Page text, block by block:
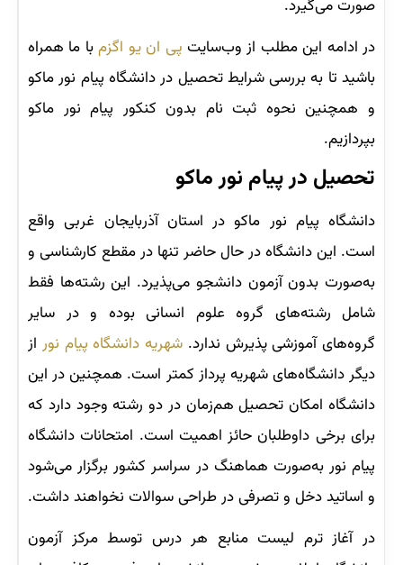
صورت می‌گیرد.
در ادامه این مطلب از وب‌سایت پی ان یو اگزمبا ما همراه
باشید تا به بررسی شرایط تحصیل در دانشگاه پیام نور ماکو
و همچنین نحوه ثبت ‌نام بدون کنکور پیام نور ماکو
بپردازیم.
تحصیل در پیام نور ماکو
دانشگاه پیام نور ماکو در استان آذربایجان غربی واقع
است. این دانشگاه در حال حاضر تنها در مقطع کارشناسی و
به‌صورت بدون آزمون دانشجو می‌پذیرد. این رشته‌ها فقط
شامل رشته‌های گروه علوم انسانی بوده و در سایر
گروه‌های آموزشی پذیرش ندارد. شهریه دانشگاه پیام نور از
دیگر دانشگاه‌های شهریه پرداز کمتر است. همچنین در این
دانشگاه امکان تحصیل هم‌زمان در دو رشته وجود دارد که
برای برخی داوطلبان حائز اهمیت است. امتحانات دانشگاه
پیام نور به‌صورت هماهنگ در سراسر کشور برگزار می‌شود
و اساتید دخل و تصرفی در طراحی سوالات نخواهند داشت.
در آغاز ترم لیست منابع هر درس توسط مرکز آزمون